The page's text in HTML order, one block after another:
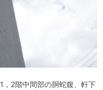
，2階中間部の胴蛇腹、軒下